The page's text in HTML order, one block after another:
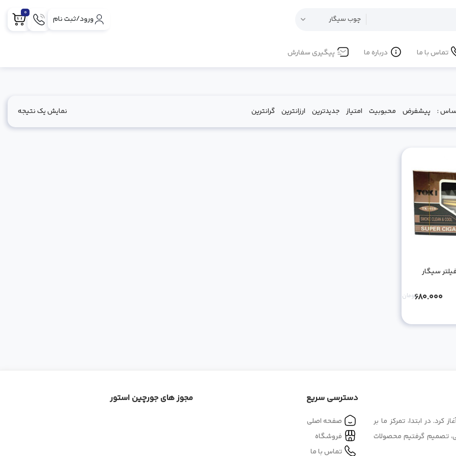
ورود/ثبت نام
0
تماس با ما درباره ما پیگیری سفارش
نمایش یک نتیجه : ‌ پیشفرض ‌ محبوبیت ‌ امتیاز ‌ جدیدترین ‌ ارزانترین ‌ گرانترین
سیگار
تومان680.000
در بازار بزرگ اصفهان آغاز کرد. در ابتدا، تمرکز ما بر
تصمیم گرفتیم محصولات
دسترسی سریع
صفحه اصلی
فروشگاه
تماس با ما
مجوز های جورچین استور